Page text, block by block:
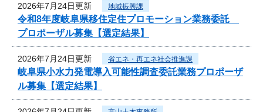
2026年7月24日更新 地域振興課
令和8年度岐阜県移住定住プロモーション業務委託
プロポーザル募集【選定結果】
2026年7月24日更新 省エネ・再エネ社会推進課
岐阜県小水力発電導入可能性調査委託業務プロポーザ
ル募集【選定結果】